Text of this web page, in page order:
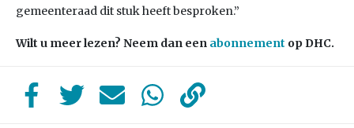
gemeenteraad dit stuk heeft besproken.”
Wilt u meer lezen? Neem dan een abonnement op DHC.